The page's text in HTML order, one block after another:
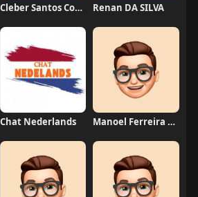
Cleber Santos Costa Renan DA SILVA
Chat Nederlands Manoel Ferreira dos Santos junior